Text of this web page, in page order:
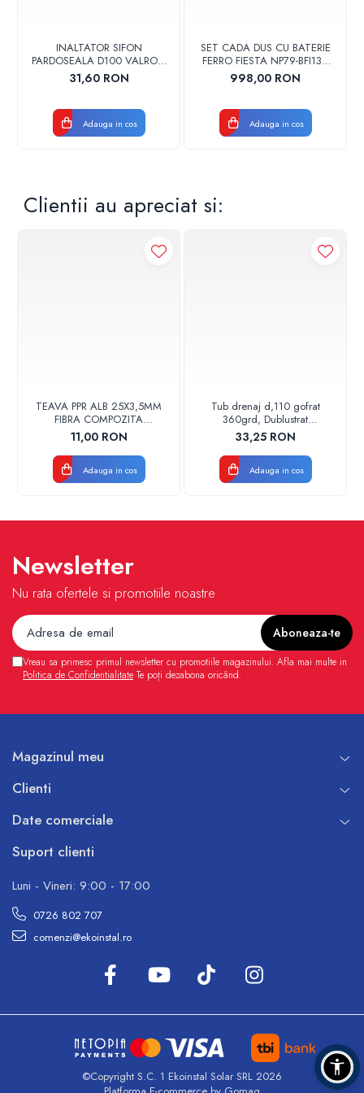
INALTATOR SIFON
PARDOSEALA D100 VALROM
17001900004
31,60 RON
Adauga in cos
SET CADA DUS CU BATERIE
FERRO FIESTA NP79-BFI13U
CROM
998,00 RON
Adauga in cos
Clientii au apreciat si:
TEAVA PPR ALB 25X3,5MM
FIBRA COMPOZITA
10033025004
VALDUOTHERM VALROM
11,00 RON
Adauga in cos
Tub drenaj d,110 gofrat
360grd, Dublustrat
verde/negru 110152 Drainkit
33,25 RON
Adauga in cos
Newsletter
Nu rata ofertele si promotiile noastre
Vreau sa primesc primul newsletter cu promotiile magazinului. Afla mai multe in
Politica de Confidentialitate Te poți dezabona oricând.
Magazinul meu
Clienti
Date comerciale
Suport clienti
Luni - Vineri: 9:00 - 17:00
0726 802 707
comenzi@ekoinstal.ro
©Copyright S.C. 1 Ekoinstal Solar SRL 2026